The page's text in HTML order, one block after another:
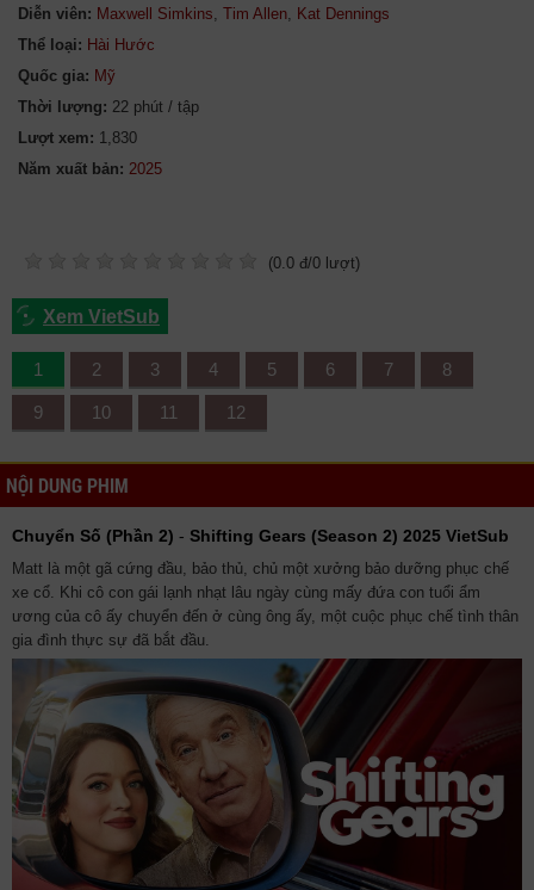
Diễn viên: Maxwell Simkins, Tim Allen, Kat Dennings
Thể loại: Hài Hước
Quốc gia: Mỹ
Thời lượng: 22 phút / tập
Lượt xem: 1,830
Năm xuất bản:
(0.0 đ/0 lượt)
Xem VietSub
1 2 3 4 5 6 7 8
9 10 11 12
NỘI DUNG PHIM
Chuyển Số (Phần 2) - Shifting Gears (Season 2) 2025 VietSub
Matt là một gã cứng đầu, bảo thủ, chủ một xưởng bảo dưỡng phục chế
xe cổ. Khi cô con gái lạnh nhạt lâu ngày cùng mấy đứa con tuổi ẩm
ương của cô ấy chuyển đến ở cùng ông ấy, một cuộc phục chế tình thân
gia đình thực sự đã bắt đầu.